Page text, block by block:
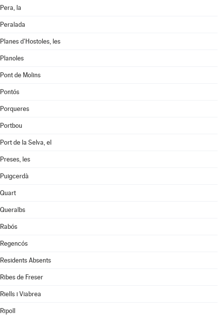
Pera, la
Peralada
Planes d'Hostoles, les
Planoles
Pont de Molins
Pontós
Porqueres
Portbou
Port de la Selva, el
Preses, les
Puigcerdà
Quart
Queralbs
Rabós
Regencós
Residents Absents
Ribes de Freser
Riells i Viabrea
Ripoll